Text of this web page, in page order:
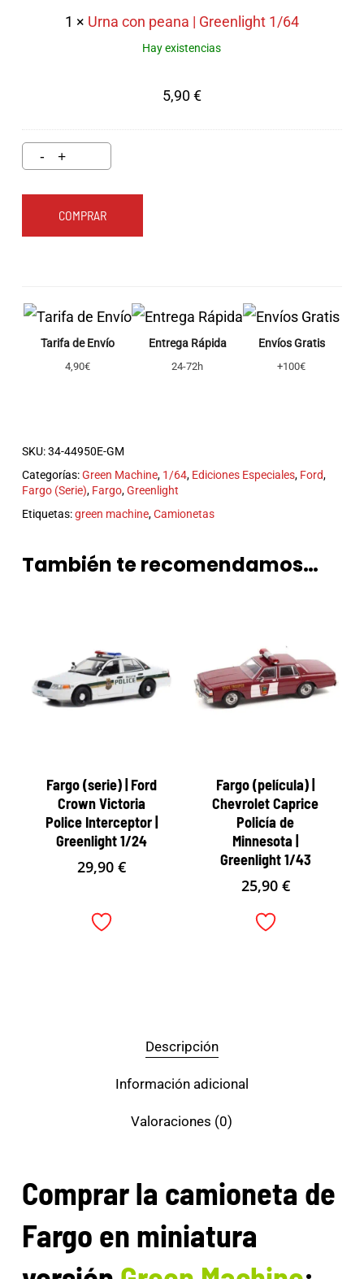
Greenlight
1/64
1 × Urna con peana | Greenlight 1/64
Hay existencias
5,90€
COMPRAR
Tarifa de Envío
4,90€
Entrega Rápida
24-72h
Envíos Gratis
+100€
SKU:34-44950E-GM
Categorías:Green Machine, 1/64, Ediciones Especiales, Ford,
Fargo (Serie), Fargo,Greenlight
Etiquetas:green machine,Camionetas
También te recomendamos…
Fargo (serie) | Ford
Crown Victoria
Police Interceptor |
Greenlight 1/24
29,90€
Fargo (película) |
Chevrolet Caprice
Policía de
Minnesota |
Greenlight 1/43
25,90 €
Descripción
Información adicional
Valoraciones (0)
Comprar la camioneta de
Fargo en miniatura